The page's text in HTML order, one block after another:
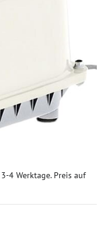
4 Werktage. Preis auf